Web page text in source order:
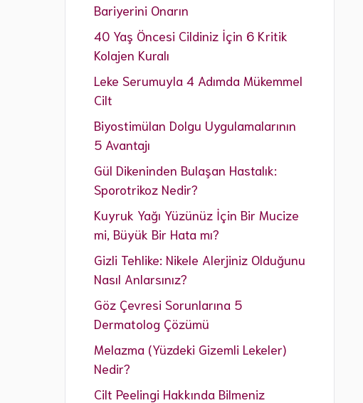
Bariyerini Onarın
40 Yaş Öncesi Cildiniz İçin 6 Kritik
Kolajen Kuralı
Leke Serumuyla 4 Adımda Mükemmel
Cilt
Biyostimülan Dolgu Uygulamalarının
5 Avantajı
Gül Dikeninden Bulaşan Hastalık:
Sporotrikoz Nedir?
Kuyruk Yağı Yüzünüz İçin Bir Mucize
mi, Büyük Bir Hata mı?
Gizli Tehlike: Nikele Alerjiniz Olduğunu
Nasıl Anlarsınız?
Göz Çevresi Sorunlarına 5
Dermatolog Çözümü
Melazma (Yüzdeki Gizemli Lekeler)
Nedir?
Cilt Peelingi Hakkında Bilmeniz